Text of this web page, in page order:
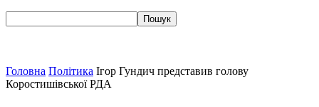
Головна Політика Ігор Гундич представив голову
Коростишівської РДА